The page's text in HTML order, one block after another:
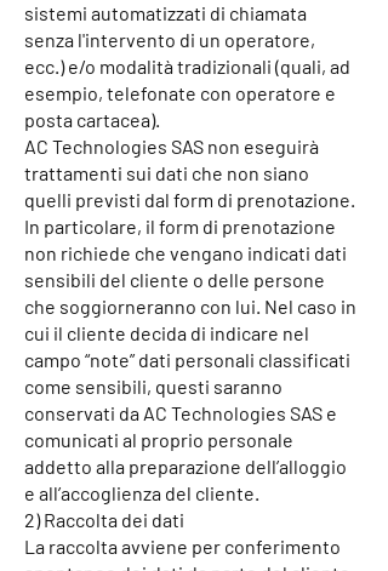
sistemi automatizzati di chiamata
senza l'intervento di un operatore,
ecc.) e/o modalità tradizionali (quali, ad
esempio, telefonate con operatore e
posta cartacea).
AC Technologies SAS non eseguirà
trattamenti sui dati che non siano
quelli previsti dal form di prenotazione.
In particolare, il form di prenotazione
non richiede che vengano indicati dati
sensibili del cliente o delle persone
che soggiorneranno con lui. Nel caso in
cui il cliente decida di indicare nel
campo “note” dati personali classificati
come sensibili, questi saranno
conservati da AC Technologies SAS e
comunicati al proprio personale
addetto alla preparazione dell’alloggio
e all’accoglienza del cliente.
2) Raccolta dei dati
La raccolta avviene per conferimento